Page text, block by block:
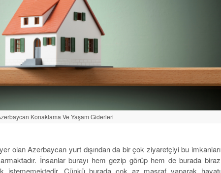
Konaklama Ve Yaşam Giderleri
olan Azerbaycan yurt dışından da bir çok ziyaretçiyi bu imkanları
İnsanlar burayı hem gezip görüp hem de burada biraz
istememektedir. Çünkü burada çok az masraf yaparak hayatı